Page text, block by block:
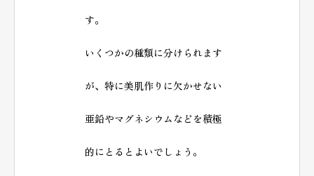
す。
いくつかの種類に分けられます
が、特に美肌作りに欠かせない
亜鉛やマグネシウムなどを積極
的にとるとよいでしょう。